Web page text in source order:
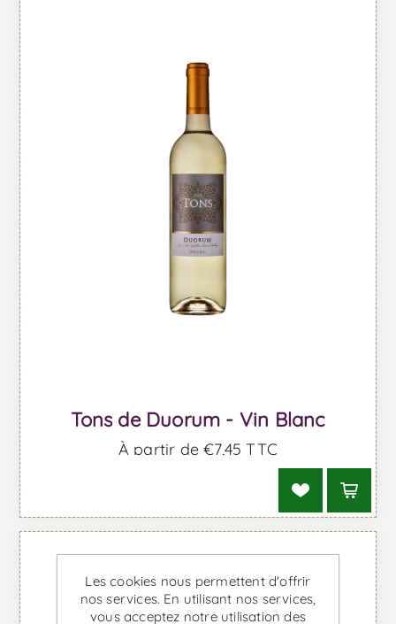
Tons de Duorum - Vin Blanc
À partir de €7,45 TTC
Les cookies nous permettent d'offrir
nos services. En utilisant nos services,
vous acceptez notre utilisation des